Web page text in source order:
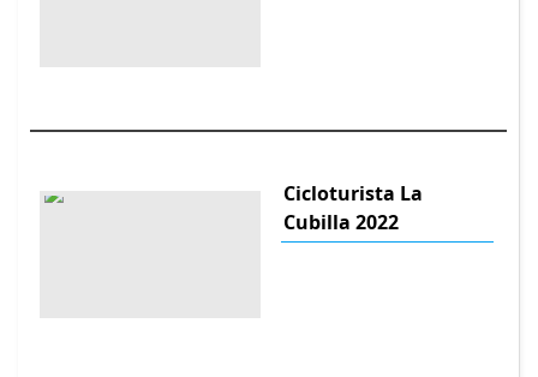
Cicloturista La
Cubilla 2022